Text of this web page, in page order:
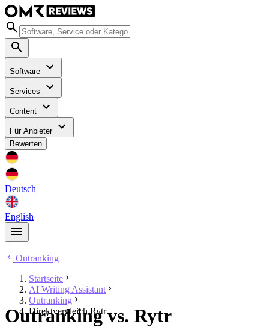
Software
Services
Content
Für Anbieter
Bewerten
Deutsch
English
Outranking
Startseite
AI Writing Assistant
Outranking
Direktvergleich Rytr
Outranking vs. Rytr